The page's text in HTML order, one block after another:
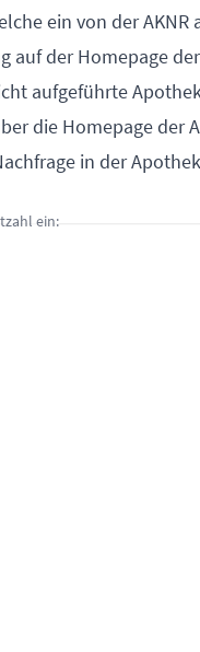
ein von der
auf der Homepage
aufgeführte
die Homepage der
in der
ein: